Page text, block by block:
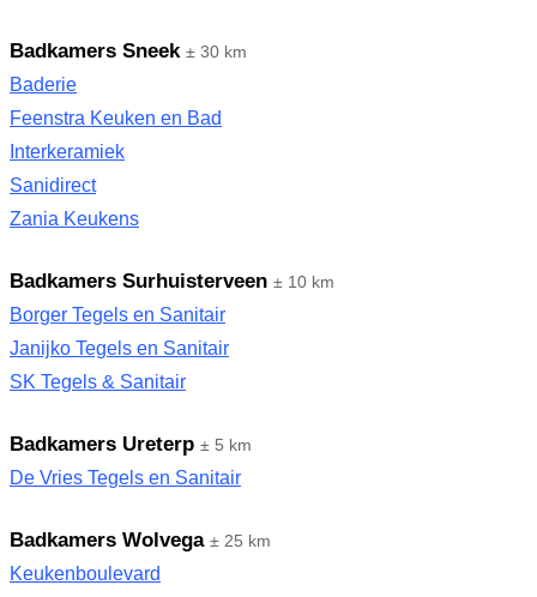
Badkamers Sneek ± 30 km
Baderie
Feenstra Keuken en Bad
Interkeramiek
Sanidirect
Zania Keukens
Badkamers Surhuisterveen ± 10 km
Borger Tegels en Sanitair
Janijko Tegels en Sanitair
SK Tegels & Sanitair
Badkamers Ureterp ± 5 km
De Vries Tegels en Sanitair
Badkamers Wolvega ± 25 km
Keukenboulevard